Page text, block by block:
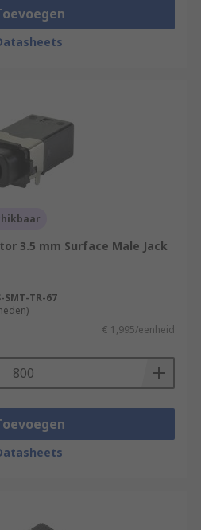
3.5 mm Surface Male Jack
SMT-TR-67
€ 1,995/eenheid